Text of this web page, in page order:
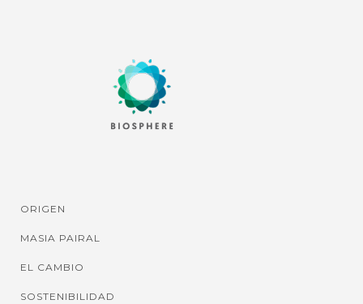
ORIGEN
MASIA PAIRAL
EL CAMBIO
SOSTENIBILIDAD